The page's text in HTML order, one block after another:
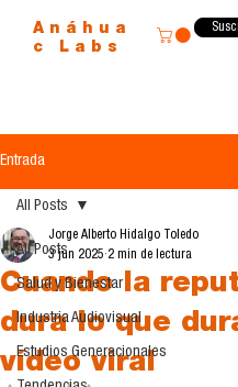
Anáhua
c Labs
Entrada
All Posts
Salud y Bienestar
Industria Audiovisual
Estudios Generacionales
All Posts
Cuando la
dura lo que
vídeo viral
Jorge Alberto Hidalgo Toledo
3 jun 2025 2 min de lectura